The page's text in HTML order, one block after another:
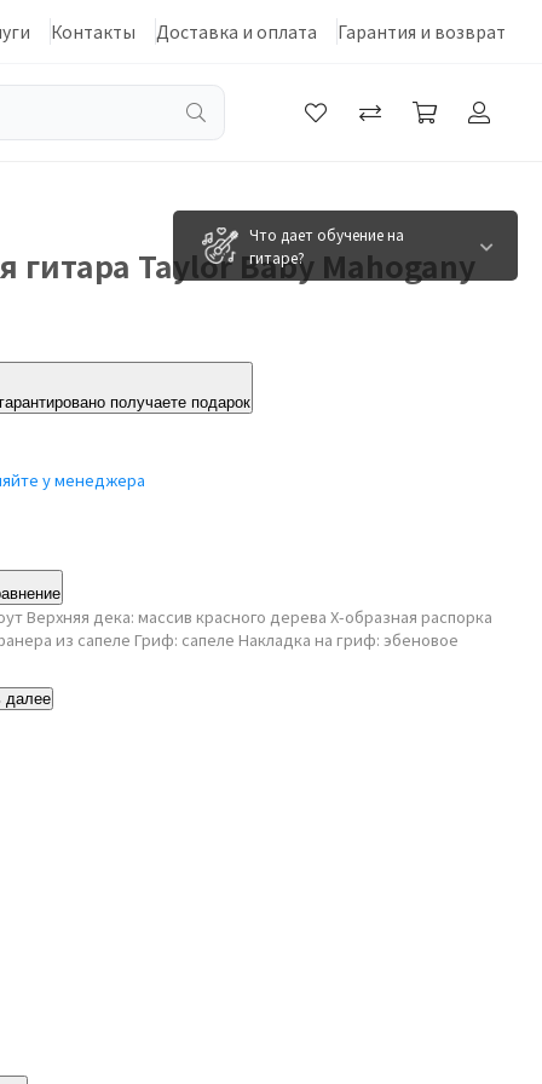
Контакты Доставка и оплата Гарантия и возврат
Что дает обучение на
гитаре?
гитара Taylor Baby Mahogany
получаете подарок
у менеджера
Верхняя дека: массив красного дерева X-образная распорка
из сапеле Гриф: сапеле Накладка на гриф: эбеновое
далее